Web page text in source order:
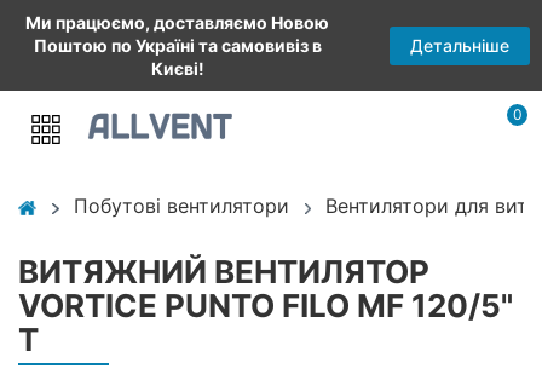
Ми працюємо, доставляємо Новою
Поштою по Україні та самовивіз в
Києві!
Детальніше
0
Побутові вентилятори Вентилятори для
ВИТЯЖНИЙ ВЕНТИЛЯТОР
VORTICE PUNTO FILO MF 120/5"
T